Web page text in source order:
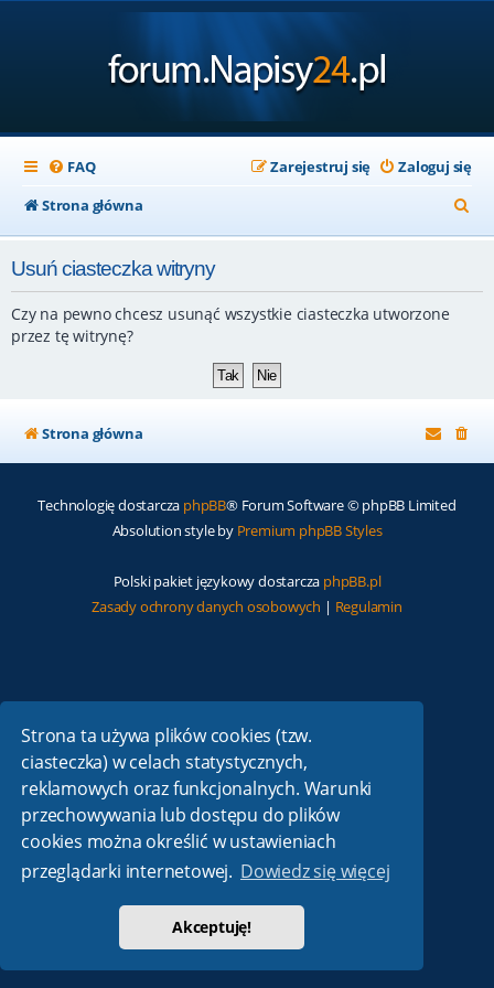
Strona ta używa plików cookies (tzw.
ciasteczka) w celach statystycznych,
reklamowych oraz funkcjonalnych. Warunki
przechowywania lub dostępu do plików
cookies można określić w ustawieniach
przeglądarki internetowej. Dowiedz się więcej
Akceptuję!
FAQ Zaloguj się
Zarejestruj się
Strona główna
z
Usuń ciasteczka witryny
Czy na pewno chcesz usunąć wszystkie ciasteczka utworzone
przez tę witrynę?
Strona główna
Technologię dostarcza phpBB® Forum Software © phpBB Limited
Absolution style by Premium phpBB Styles
Polski pakiet językowy dostarcza phpBB.pl
Zasady ochrony danych osobowych | Regulamin